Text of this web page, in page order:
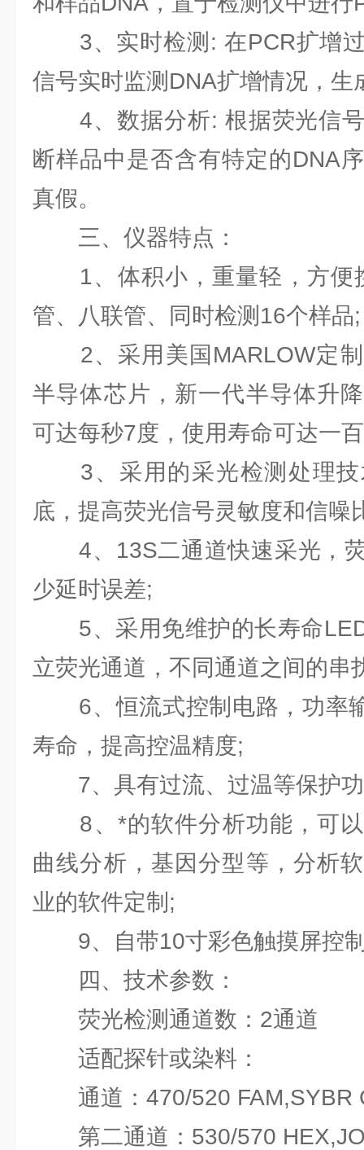
3、实时检测: 在PCR扩增过
信号实时监测DNA扩增情况，生
4、数据分析: 根据荧光信号
断样品中是否含有特定的DNA
真假。
三、仪器特点：
1、体积小，重量轻，方便
管、八联管、同时检测16个样品;
2、采用美国MARLOW定制
半导体芯片，新一代半导体升
可达每秒7度，使用寿命可达一
3、采用的采光检测处理技
底，提高荧光信号灵敏度和信噪
4、13S二通道快速采光，荧
少延时误差;
5、采用免维护的长寿命
立荧光通道，不同通道之间的串
6、恒流式控制电路，功率
寿命，提高控温精度;
7、具有过流、过温等保护
8、*的软件分析功能，可以
曲线分析，基因分型等，分析
业的软件定制;
9、自带10寸彩色触摸屏控
四、技术参数：
荧光检测通道数：2通道
适配探针或染料：
通道：470/520 FAM,SYBR
第二通道：530/570